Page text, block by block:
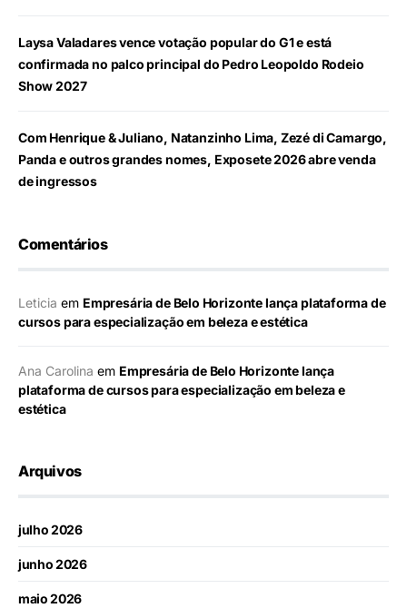
Laysa Valadares vence votação popular do G1 e está
confirmada no palco principal do Pedro Leopoldo Rodeio
Show 2027
Com Henrique & Juliano, Natanzinho Lima, Zezé di Camargo,
Panda e outros grandes nomes, Exposete 2026 abre venda
de ingressos
Comentários
Leticia em Empresária de Belo Horizonte lança plataforma de
cursos para especialização em beleza e estética
Ana Carolina em Empresária de Belo Horizonte lança
plataforma de cursos para especialização em beleza e
estética
Arquivos
julho 2026
junho 2026
maio 2026